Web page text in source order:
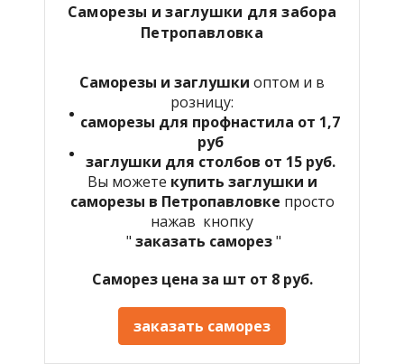
Саморезы и заглушки для забора
Петропавловка
Саморезы и заглушки оптом и в
розницу:
саморезы для профнастила от 1,7
руб
заглушки для столбов от 15 руб.
Вы можете купить заглушки и
саморезы в Петропавловке просто
нажав кнопку
" заказать саморез"
Саморез цена за шт от 8 руб.
заказать саморез